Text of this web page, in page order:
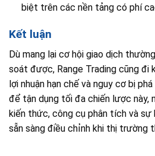
biệt trên các nền tảng có phí
Kết luận
Dù mang lại cơ hội giao dịch
soát được, Range Trading cũng đi
lợi nhuận hạn chế và nguy cơ bị
để tận dụng tối đa chiến lược này,
kiến thức, công cụ phân tích và sự
sẵn sàng điều chỉnh khi thị trường